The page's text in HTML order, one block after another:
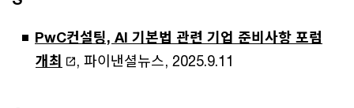
PwC컨설팅, AI 기본법 관련 기업 준비사항 포럼
개최
, 파이낸셜뉴스, 2025.9.11